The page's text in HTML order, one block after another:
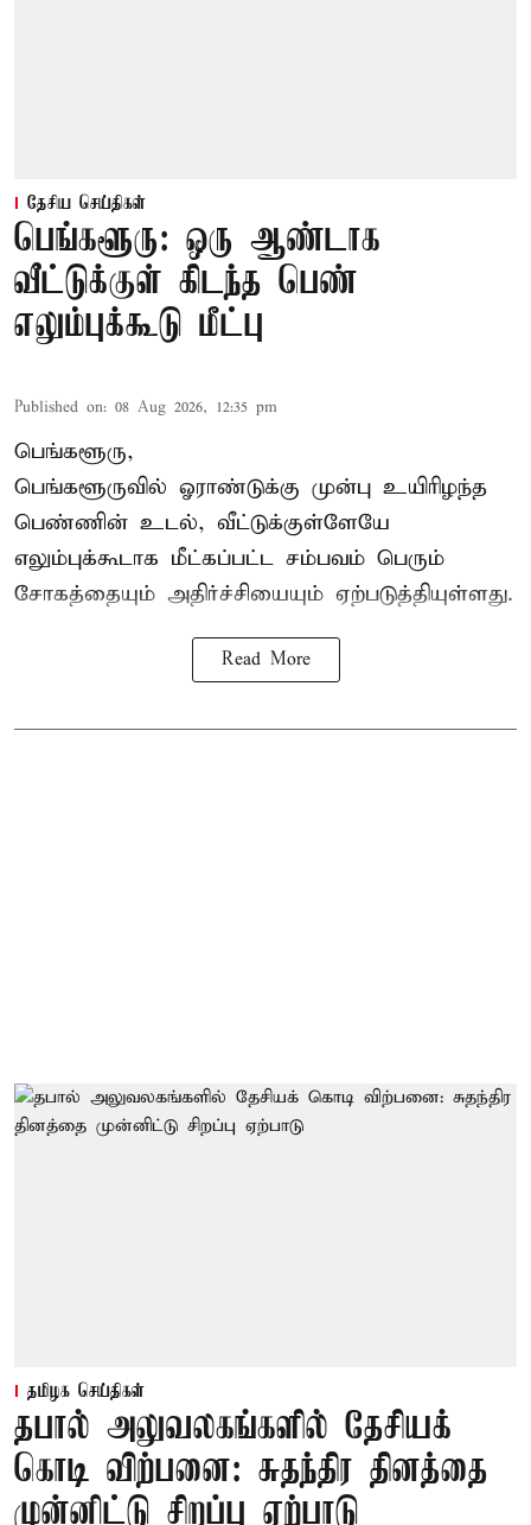
தேசிய செய்திகள்
பெங்களூரு: ஒரு ஆண்டாக
வீட்டுக்குள் கிடந்த பெண்
எலும்புக்கூடு மீட்பு
Published on: 08 Aug 2026, 12:35 pm
பெங்களூரு,
பெங்களூருவில் ஓராண்டுக்கு முன்பு உயிரிழந்த
பெண்ணின் உடல், வீட்டுக்குள்ளேயே
எலும்புக்கூடாக மீட்கப்பட்ட சம்பவம் பெரும்
சோகத்தையும் அதிர்ச்சியையும் ஏற்படுத்தியுள்ளது.
Read More
தமிழக செய்திகள்
தபால் அலுவலகங்களில் தேசியக்
கொடி விற்பனை: சுதந்திர தினத்தை
முன்னிட்டு சிறப்பு ஏற்பாடு